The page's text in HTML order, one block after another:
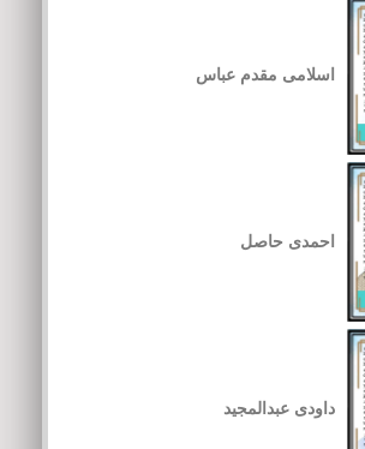
اسلامی مقدم عباس
احمدی حاصل
داودی عبدالمجید